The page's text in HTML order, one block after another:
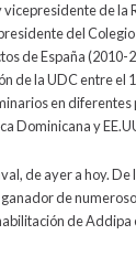
de la
del
de España
la UDC entre el
en
Dominicana y
de ayer a hoy.
de
de